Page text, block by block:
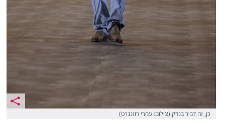
כן, זה דביר בנדק (צילום: עמרי רוזנגרט)